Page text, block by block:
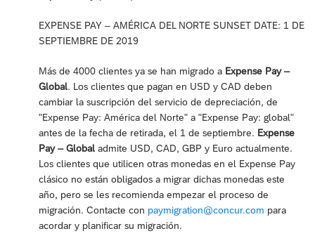
EXPENSE PAY – AMÉRICA DEL NORTE SUNSET DATE: 1 DE
SEPTIEMBRE DE 2019
Más de 4000 clientes ya se han migrado a Expense Pay –
Global. Los clientes que pagan en USD y CAD deben
cambiar la suscripción del servicio de depreciación, de
"Expense Pay: América del Norte" a "Expense Pay: global"
antes de la fecha de retirada, el 1 de septiembre. Expense
Pay – Global admite USD, CAD, GBP y Euro actualmente.
Los clientes que utilicen otras monedas en el Expense Pay
clásico no están obligados a migrar dichas monedas este
año, pero se les recomienda empezar el proceso de
migración. Contacte con paymigration@concur.com para
acordar y planificar su migración.